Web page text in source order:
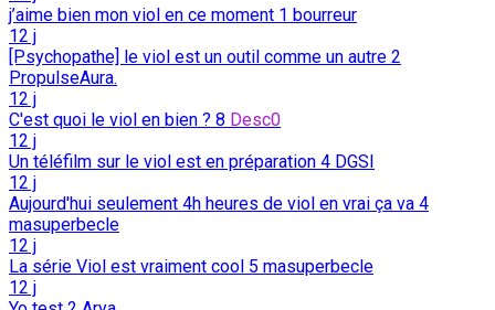
j’aime bien mon viol en ce moment 1 bourreur
12 j
[Psychopathe] le viol est un outil comme un autre 2
PropulseAura.
12 j
C'est quoi le viol en bien ? 8 Desc0
12 j
Un téléfilm sur le viol est en préparation 4 DGSI
12 j
Aujourd'hui seulement 4h heures de viol en vrai ça va 4
masuperbecle
12 j
La série Viol est vraiment cool 5 masuperbecle
12 j